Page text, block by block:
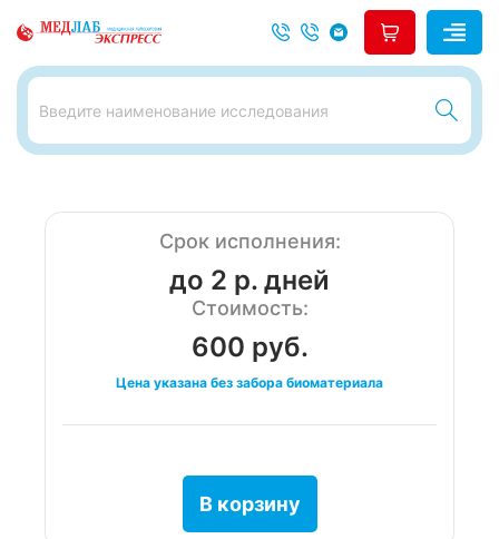
Срок исполнения:
до 2 р. дней
Стоимость:
600 руб.
Цена указана без забора биоматериала
В корзину